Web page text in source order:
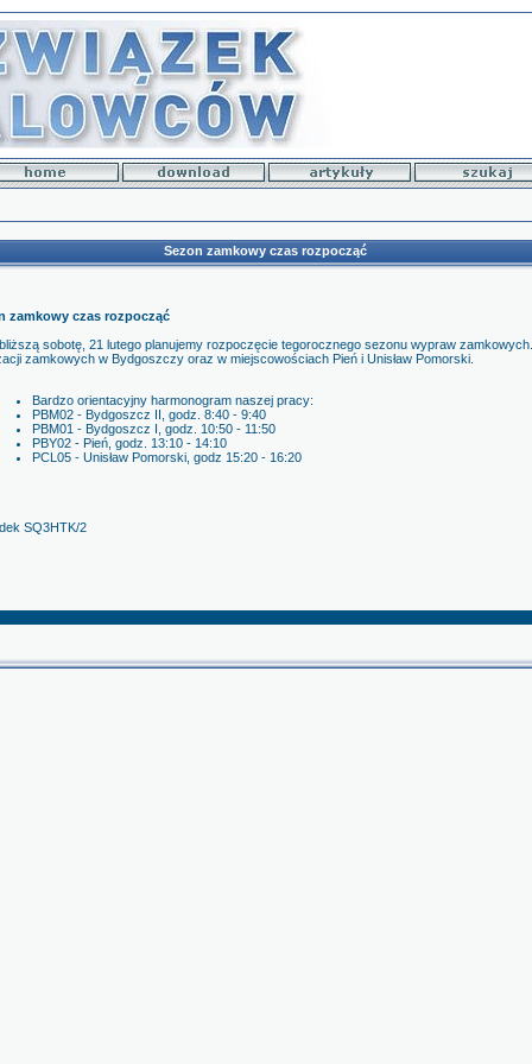
Sezon zamkowy czas rozpocząć
zamkowy czas rozpocząć
sobotę, 21 lutego planujemy rozpoczęcie tegorocznego sezonu wypraw
zamkowych w Bydgoszczy oraz w miejscowościach Pień i Unisław Pomorski.
Bardzo orientacyjny harmonogram naszej pracy:
PBM02 - Bydgoszcz II, godz. 8:40 - 9:40
PBM01 - Bydgoszcz I, godz. 10:50 - 11:50
PBY02 - Pień, godz. 13:10 - 14:10
PCL05 - Unisław Pomorski, godz 15:20 - 16:20
SQ3HTK/2